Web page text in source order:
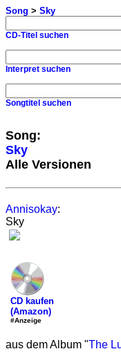
Song > Sky
CD-Titel suchen
Interpret suchen
Songtitel suchen
Song:
Sky
Alle Versionen
Annisokay:
Sky
CD kaufen
(Amazon)
#Anzeige
aus dem Album "The